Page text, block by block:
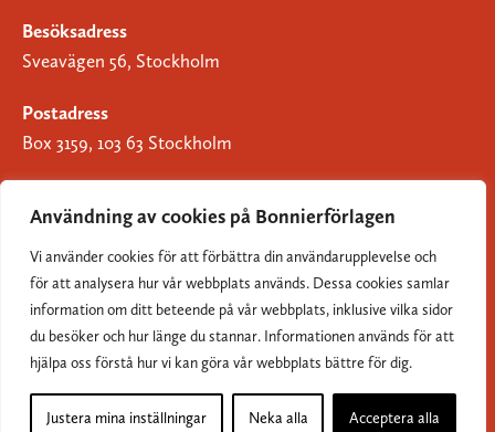
Användning av cookies på Bonnierförlagen
Vi använder cookies för att förbättra din användarupplevelse och
för att analysera hur vår webbplats används. Dessa cookies samlar
information om ditt beteende på vår webbplats, inklusive vilka sidor
du besöker och hur länge du stannar. Informationen används för att
hjälpa oss förstå hur vi kan göra vår webbplats bättre för dig.
Justera mina inställningar Neka alla Acceptera alla
Besöksadress
Sveavägen 56, Stockholm
Postadress
Box 3159, 103 63 Stockholm
Om Bonnierförlagen
Cookies
Integritetspolicy